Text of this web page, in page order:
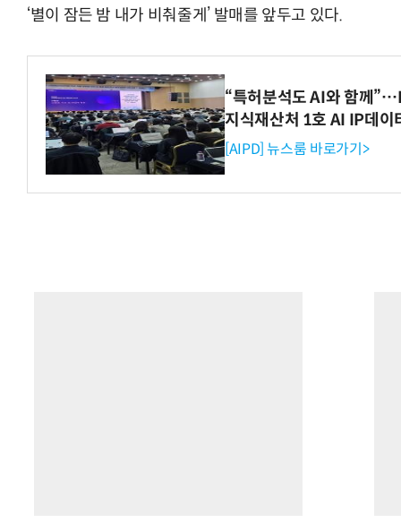
‘별이 잠든 밤 내가 비춰줄게’ 발매를 앞두고 있다.
“특허분석도 AI와 함께
지식재산처 1호 AI IP데이
[AIPD] 뉴스룸 바로가기>